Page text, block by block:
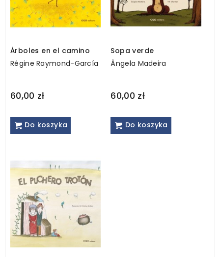
Árboles en el camino
Régine Raymond-García
60,00 zł
Do koszyka
Sopa verde
Ângela Madeira
60,00 zł
Do koszyka